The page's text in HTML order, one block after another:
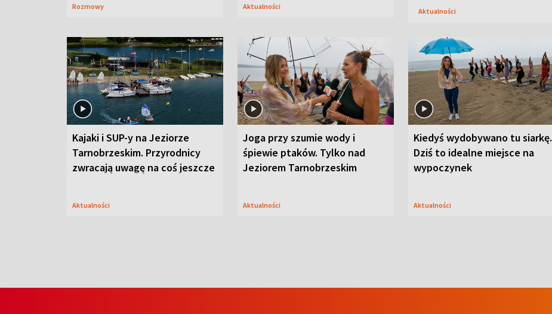
Rozmowy Aktualności
Aktualności
Kajaki i SUP-y na Jeziorze
Tarnobrzeskim. Przyrodnicy
zwracają uwagę na coś jeszcze
Aktualności
Joga przy szumie wody i
śpiewie ptaków. Tylko nad
Jeziorem Tarnobrzeskim
Aktualności
Kiedyś wydobywano tu siarkę.
Dziś to idealne miejsce na
wypoczynek
Aktualności